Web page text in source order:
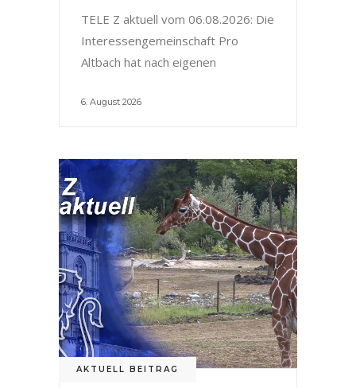
TELE Z aktuell vom 06.08.2026: Die
Interessengemeinschaft Pro
Altbach hat nach eigenen
6. August 2026
AKTUELL BEITRAG